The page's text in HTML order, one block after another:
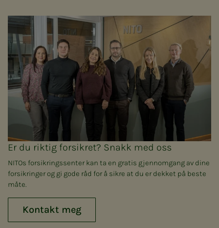
Er du riktig forsikret? Snakk med oss
NITOs forsikringssenter kan ta en gratis gjennomgang av dine
forsikringer og gi gode råd for å sikre at du er dekket på beste
måte.
Kontakt meg